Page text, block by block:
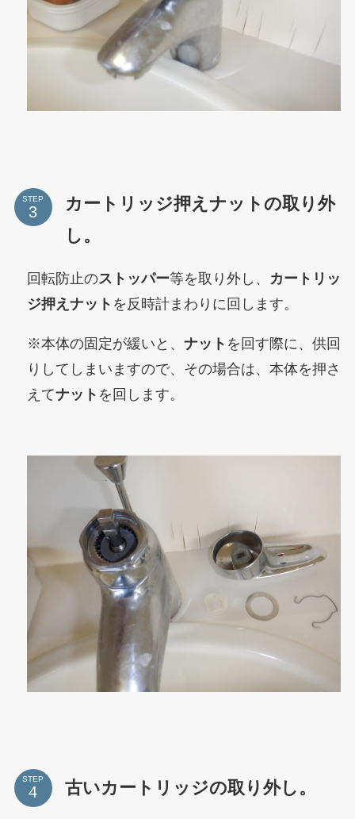
STEP
カートリッジ押えナットの取り外
し。
回転防止のストッパー等を取り外し、
カートリッ
ジ押えナット を反時計まわりに回します。
※本体の固定が緩いと、 ナット を回す際に、供回
りしてしまいますので、その場合は、本体を押さ
えてナット を回します。
STEP 古いカートリッジの取り外し。